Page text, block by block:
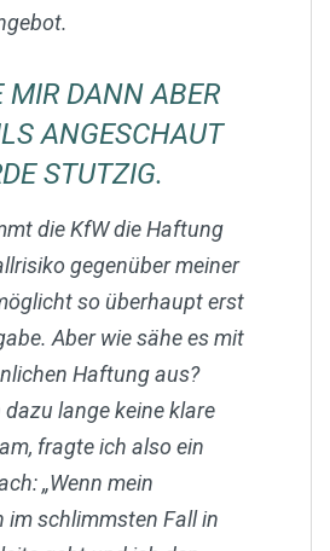
MIR DANN ABER
ANGESCHAUT
STUTZIG.
die KfW die Haftung
gegenüber meiner
so überhaupt erst
Aber wie sähe es mit
Haftung aus?
lange keine klare
fragte ich also ein
„Wenn mein
im schlimmsten Fall in